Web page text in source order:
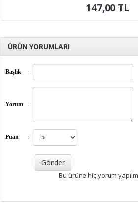
147,00 TL
ÜRÜN YORUMLARI
Başlık :
Yorum :
Puan :
Bu ürüne hiç yorum